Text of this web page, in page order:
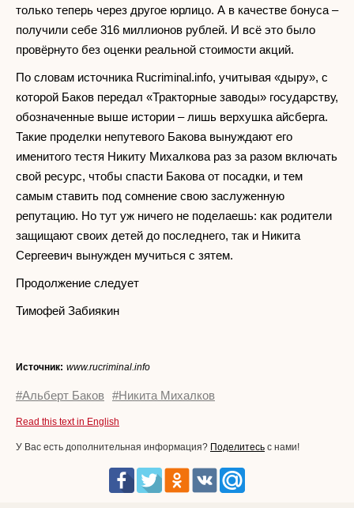
только теперь через другое юрлицо. А в качестве бонуса –
получили себе 316 миллионов рублей. И всё это было
провёрнуто без оценки реальной стоимости акций.
По словам источника Rucriminal.info, учитывая «дыру», с
которой Баков передал «Тракторные заводы» государству,
обозначенные выше истории – лишь верхушка айсберга.
Такие проделки непутевого Бакова вынуждают его
именитого тестя Никиту Михалкова раз за разом включать
свой ресурс, чтобы спасти Бакова от посадки, и тем
самым ставить под сомнение свою заслуженную
репутацию. Но тут уж ничего не поделаешь: как родители
защищают своих детей до последнего, так и Никита
Сергеевич вынужден мучиться с зятем.
Продолжение следует
Тимофей Забиякин
Источник: www.rucriminal.info
#Альберт Баков #Никита Михалков
Read this text in English
У Вас есть дополнительная информация? Поделитесь с нами!